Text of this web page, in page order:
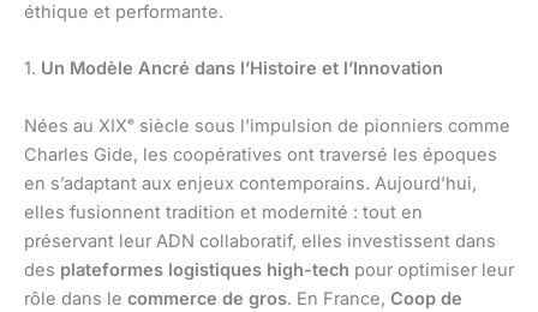
éthique et performante.
1. Un Modèle Ancré dans l’Histoire et l’Innovation
Nées au XIXᵉ siècle sous l’impulsion de pionniers comme
Charles Gide, les coopératives ont traversé les époques
en s’adaptant aux enjeux contemporains. Aujourd’hui,
elles fusionnent tradition et modernité : tout en
préservant leur ADN collaboratif, elles investissent dans
des plateformes logistiques high-tech pour optimiser leur
rôle dans le commerce de gros. En France, Coop de